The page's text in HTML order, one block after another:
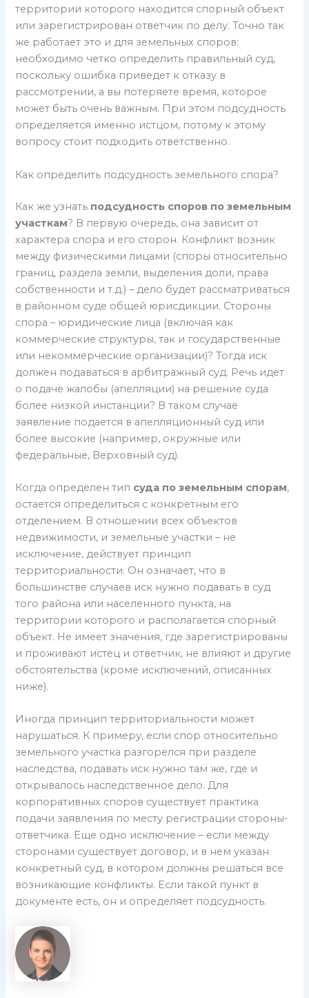
территории которого находится спорный объект
или зарегистрирован ответчик по делу. Точно так
же работает это и для земельных споров:
необходимо четко определить правильный суд,
поскольку ошибка приведет к отказу в
рассмотрении, а вы потеряете время, которое
может быть очень важным. При этом подсудность
определяется именно истцом, потому к этому
вопросу стоит подходить ответственно.
Как определить подсудность земельного спора?
Как же узнать подсудность споров по земельным
участкам? В первую очередь, она зависит от
характера спора и его сторон. Конфликт возник
между физическими лицами (споры относительно
границ, раздела земли, выделения доли, права
собственности и т.д.) – дело будет рассматриваться
в районном суде общей юрисдикции. Стороны
спора – юридические лица (включая как
коммерческие структуры, так и государственные
или некоммерческие организации)? Тогда иск
должен подаваться в арбитражный суд. Речь идет
о подаче жалобы (апелляции) на решение суда
более низкой инстанции? В таком случае
заявление подается в апелляционный суд или
более высокие (например, окружные или
федеральные, Верховный суд).
Когда определен тип суда по земельным спорам,
остается определиться с конкретным его
отделением. В отношении всех объектов
недвижимости, и земельные участки – не
исключение, действует принцип
территориальности. Он означает, что в
большинстве случаев иск нужно подавать в суд
того района или населенного пункта, на
территории которого и располагается спорный
объект. Не имеет значения, где зарегистрированы
и проживают истец и ответчик, не влияют и другие
обстоятельства (кроме исключений, описанных
ниже).
Иногда принцип территориальности может
нарушаться. К примеру, если спор относительно
земельного участка разгорелся при разделе
наследства, подавать иск нужно там же, где и
открывалось наследственное дело. Для
корпоративных споров существует практика
подачи заявления по месту регистрации стороны-
ответчика. Еще одно исключение – если между
сторонами существует договор, и в нем указан
конкретный суд, в котором должны решаться все
возникающие конфликты. Если такой пункт в
документе есть, он и определяет подсудность.